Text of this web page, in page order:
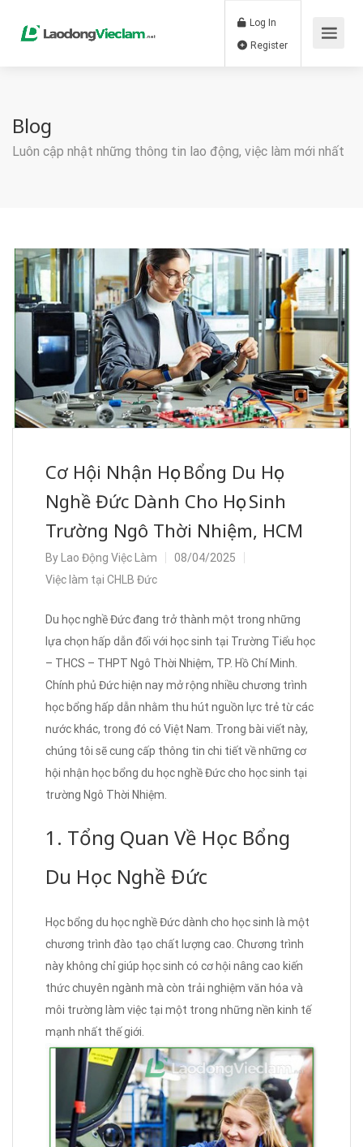
Log In
Blog
Luôn cập nhật những thông tin lao động, việc làm mới nhất
Cơ Hội Nhận Học Bổng Du Học
Nghề Đức Dành Cho Học Sinh
Trường Ngô Thời Nhiệm, HCM
By Lao Động Việc Làm
08/04/2025
Việc làm tại CHLB Đức
Du học nghề Đức đang trở thành một trong những
lựa chọn hấp dẫn đối với học sinh tại Trường Tiểu học
– THCS – THPT Ngô Thời Nhiệm, TP. Hồ Chí Minh.
Chính phủ Đức hiện nay mở rộng nhiều chương trình
học bổng hấp dẫn nhằm thu hút nguồn lực trẻ từ các
nước khác, trong đó có Việt Nam. Trong bài viết này,
chúng tôi sẽ cung cấp thông tin chi tiết về những cơ
hội nhận học bổng du học nghề Đức cho học sinh tại
trường Ngô Thời Nhiệm.
1. Tổng Quan Về Học Bổng
Du Học Nghề Đức
Học bổng du học nghề Đức dành cho học sinh là một
chương trình đào tạo chất lượng cao. Chương trình
này không chỉ giúp học sinh có cơ hội nâng cao kiến
thức chuyên ngành mà còn trải nghiệm văn hóa và
môi trường làm việc tại một trong những nền kinh tế
mạnh nhất thế giới.